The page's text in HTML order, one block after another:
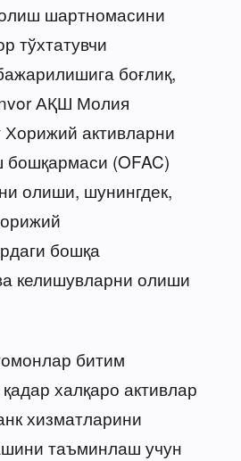
шартномасини
тўхтатувчи
боғлиқ,
АҚШ Молия
Хорижий активларни
бошқармаси (OFAC)
олиши, шунингдек,
бошқа
келишувларни олиши
битим
халқаро активлар
хизматларини
таъминлаш учун